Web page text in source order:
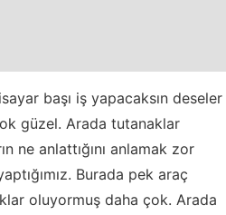
başı iş yapacaksın deseler
güzel. Arada tutanaklar
ne anlattığını anlamak zor
Burada pek araç
oluyormuş daha çok. Arada